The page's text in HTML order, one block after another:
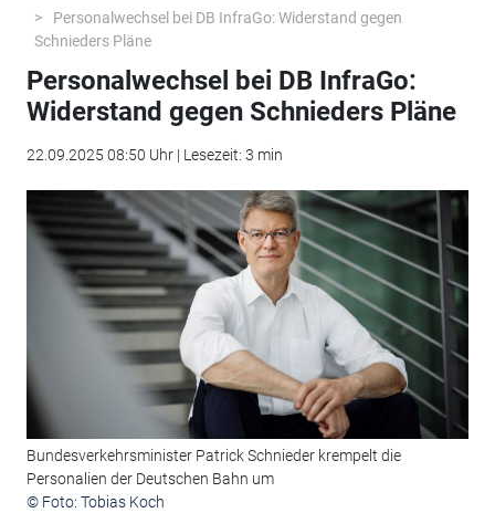
Personalwechsel bei DB InfraGo: Widerstand gegen
Schnieders Pläne
Personalwechsel bei DB InfraGo:
Widerstand gegen Schnieders Pläne
22.09.2025 08:50 Uhr | Lesezeit: 3 min
Bundesverkehrsminister Patrick Schnieder krempelt die
Personalien der Deutschen Bahn um
© Foto: Tobias Koch